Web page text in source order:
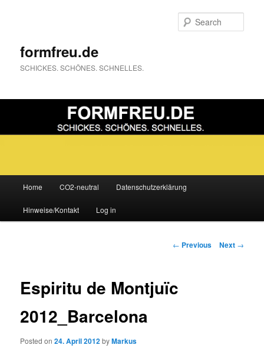
formfreu.de
SCHICKES. SCHÖNES. SCHNELLES.
Skip
to
Home CO2-neutral Datenschutzerklärung
Hinweise/Kontakt Log in
Post
← Previous Next →
Espiritu de Montjuïc
2012_Barcelona
Posted on24. April 2012byMarkus